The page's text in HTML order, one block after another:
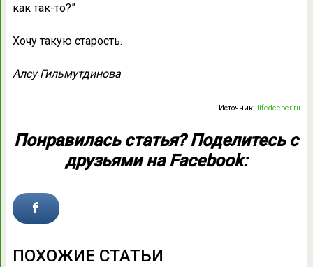
как так-то?”
Хочу такую старость.
Алсу Гильмутдинова
Источник: lifedeeper.ru
Понравилась статья? Поделитесь с
друзьями на Facebook:
ПОХОЖИЕ СТАТЬИ